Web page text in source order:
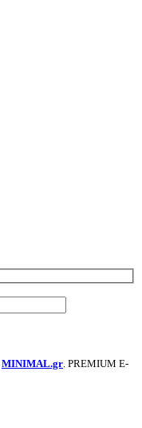
MINIMAL.gr. PREMIUM E-